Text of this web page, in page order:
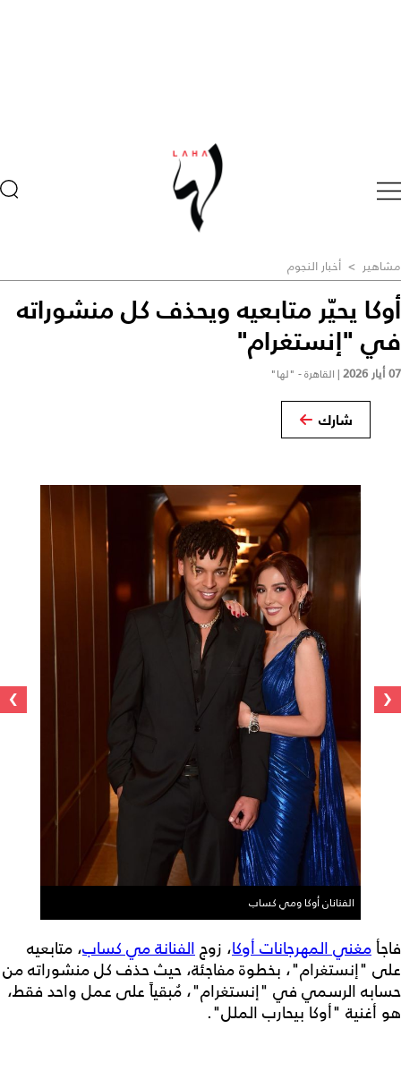
مشاهير > أخبار النجوم
أوكا يحيّر متابعيه ويحذف كل منشوراته
في "إنستغرام"
07 أيار 2026 | القاهرة - "لها"
شارك
الفنانان أوكا ومي كساب
‹
›
فاجأمغني المهرجانات أوكا، زوجالفنانة مي كساب، متابعيه
على "إنستغرام"، بخطوة مفاجئة، حيث حذف كل منشوراته من
حسابه الرسمي في "إنستغرام"، مُبقياً على عمل واحد فقط،
هو أغنية "أوكا بيحارب الملل".